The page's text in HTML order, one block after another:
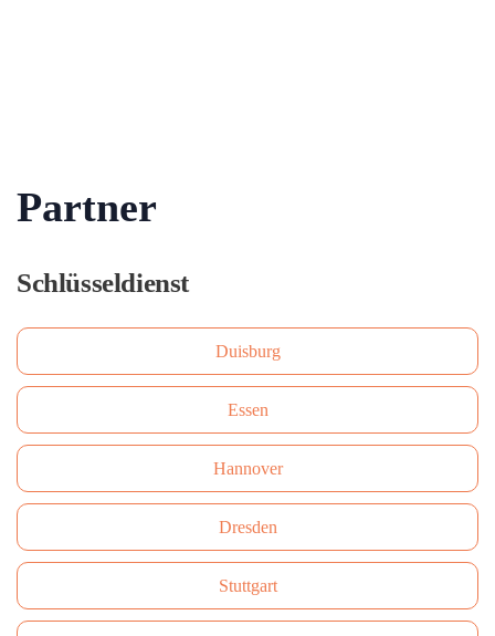
Partner
Schlüsseldienst
Duisburg
Essen
Hannover
Dresden
Stuttgart